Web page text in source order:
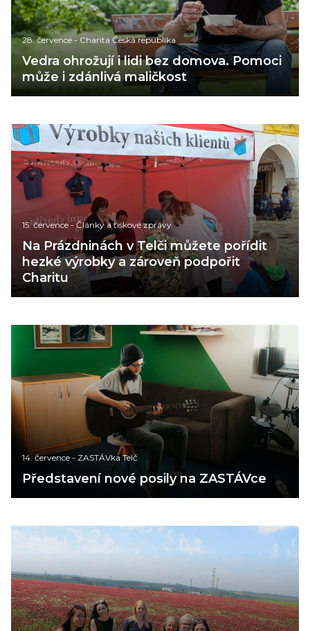
28. července- Charita Česká republika
Vedra ohrožují i lidi bez domova. Pomoci
může i zdánlivá maličkost
15. července-Články a tiskové zprávy
Na Prázdninách v Telči můžete pořídit
hezké výrobky a zároveň podpořit
Charitu
14. července - ZASTÁVka Telč
Představení nové posily na ZASTÁVce